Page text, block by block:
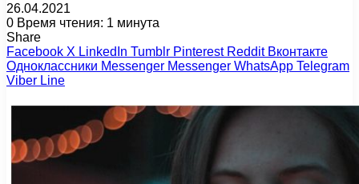
26.04.2021
0 Время чтения: 1 минута
Share
Facebook X LinkedIn Tumblr Pinterest Reddit Вконтакте
Одноклассники Messenger Messenger WhatsApp Telegram
Viber Line